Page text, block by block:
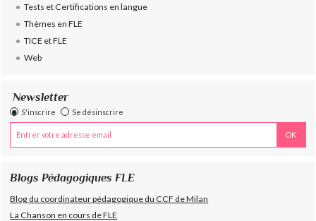
Tests et Certifications en langue
Thèmes en FLE
TICE et FLE
Web
Newsletter
S'inscrire Se désinscrire
Blogs Pédagogiques FLE
Blog du coordinateur pédagogique du CCF de Milan
La Chanson en cours de FLE